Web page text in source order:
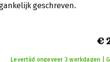
geschreven.
€
Levertijd ongeveer 3 werkdagen |